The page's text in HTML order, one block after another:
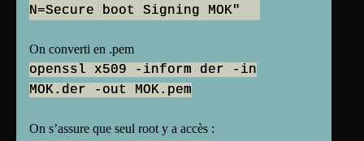
On converti en .pem
openssl x509 -inform der -in
MOK.der -out MOK.pem
On s’assure que seul root y a accès :